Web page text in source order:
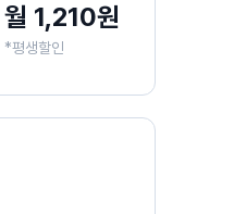
월 1,210원
*평생할인